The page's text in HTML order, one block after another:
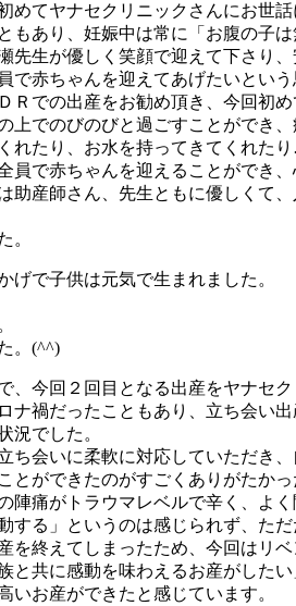
めてヤナセクリニックさんにお世
もあり、妊娠中は常に「お腹の子
先生が優しく笑顔で迎えて下さり
で赤ちゃんを迎えてあげたいとい
Ｒでの出産をお勧め頂き、今回初
上でのびのびと過ごすことができ
れたり、お水を持ってきてくれた
員で赤ちゃんを迎えることができ
助産師さん、先生ともに優しくて
。
で子供は元気で生まれました。
。(^^)
、今回２回目となる出産をヤナセ
ナ禍だったこともあり、立ち会い
況でした。
ち会いに柔軟に対応していただき
とができたのがすごくありがたか
陣痛がトラウマレベルで辛く、よ
する」というのは感じられず、た
を終えてしまったため、今回はリ
と共に感動を味わえるお産がした
いお産ができたと感じています。